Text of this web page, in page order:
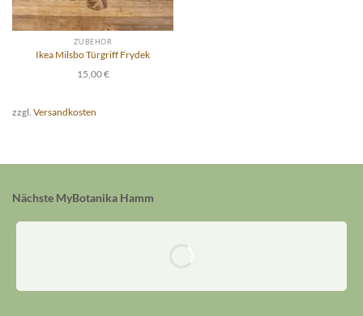
ZUBEHÖR
Ikea Milsbo Türgriff Frydek
15,00€
zzgl. Versandkosten
Nächste MyBotanika Hamm